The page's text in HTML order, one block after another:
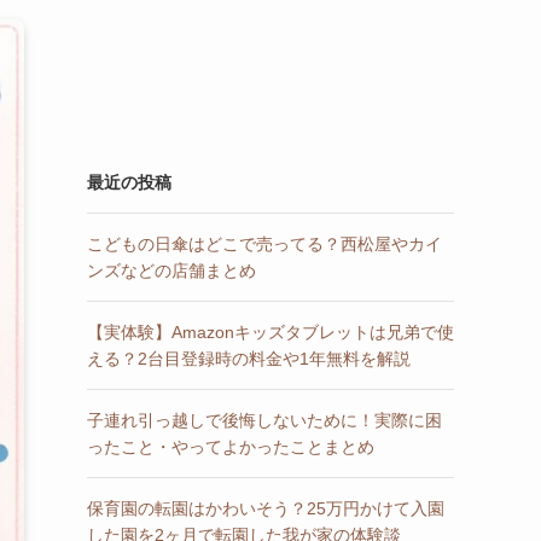
最近の投稿
こどもの日傘はどこで売ってる？西松屋やカイ
ンズなどの店舗まとめ
【実体験】Amazonキッズタブレットは兄弟で使
える？2台目登録時の料金や1年無料を解説
子連れ引っ越しで後悔しないために！実際に困
ったこと・やってよかったことまとめ
保育園の転園はかわいそう？25万円かけて入園
した園を2ヶ月で転園した我が家の体験談